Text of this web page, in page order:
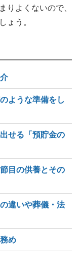
りよくないので、
ょう。
ような準備をし
せる「預貯金の
目の供養とその
違いや葬儀・法
め